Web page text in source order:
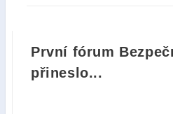
První fórum
přineslo...